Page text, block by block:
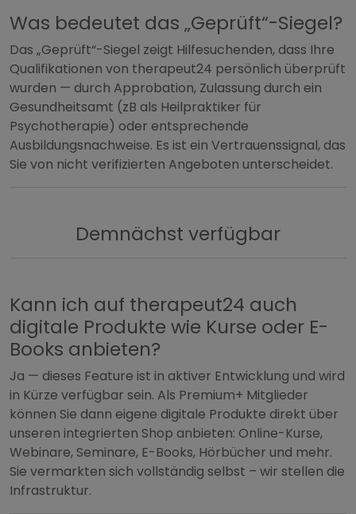
Was bedeutet das „Geprüft“-Siegel?
Das „Geprüft“-Siegel zeigt Hilfesuchenden, dass Ihre
Qualifikationen von therapeut24 persönlich überprüft
wurden — durch Approbation, Zulassung durch ein
Gesundheitsamt (zB als Heilpraktiker für
Psychotherapie) oder entsprechende
Ausbildungsnachweise. Es ist ein Vertrauenssignal, das
Sie von nicht verifizierten Angeboten unterscheidet.
Demnächst verfügbar
Kann ich auf therapeut24 auch
digitale Produkte wie Kurse oder E-
Books anbieten?
Ja — dieses Feature ist in aktiver Entwicklung und wird
in Kürze verfügbar sein. Als Premium+ Mitglieder
können Sie dann eigene digitale Produkte direkt über
unseren integrierten Shop anbieten: Online-Kurse,
Webinare, Seminare, E-Books, Hörbücher und mehr.
Sie vermarkten sich vollständig selbst – wir stellen die
Infrastruktur.